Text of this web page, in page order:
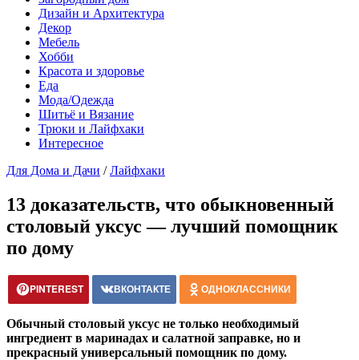
Дизайн и Архитектура
Декор
Мебель
Хобби
Красота и здоровье
Еда
Мода/Одежда
Шитьё и Вязание
Трюки и Лайфхаки
Интересное
Для Дома и Дачи /Лайфхаки
13 доказательств, что обыкновенный
столовый уксус — лучший помощник
по дому
PINTEREST ВКОНТАКТЕ ОДНОКЛАССНИКИ
Обычный столовый уксус не только необходимый
ингредиент в маринадах и салатной заправке, но и
прекрасный универсальный помощник по дому.